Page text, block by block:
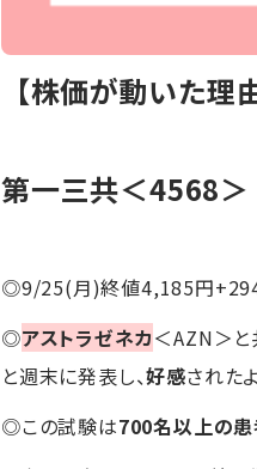
【株価が動いた理
第一三共＜4568＞
◎9/25(月)終値4,185円
◎アストラゼネカ＜AZN＞
と週末に発表し、好感された
◎この試験は700名以上の